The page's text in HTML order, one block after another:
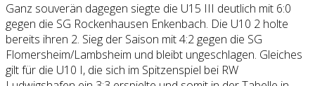
Ganz souverän dagegen siegte die U15 III deutlich mit 6:0
gegen die SG Rockenhausen Enkenbach. Die U10 2 holte
bereits ihren 2. Sieg der Saison mit 4:2 gegen die SG
Flomersheim/Lambsheim und bleibt ungeschlagen. Gleiches
gilt für die U10 I, die sich im Spitzenspiel bei RW